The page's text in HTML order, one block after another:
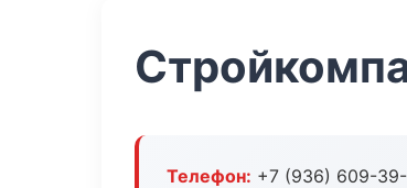
Телефон: +7 (936) 609-